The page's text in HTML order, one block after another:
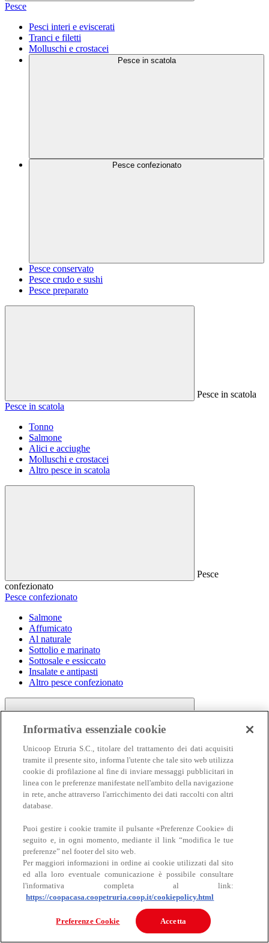
Pesce
Pesci interi e eviscerati
Tranci e filetti
Molluschi e crostacei
Pesce in scatola
Pesce confezionato
Pesce conservato
Pesce crudo e sushi
Pesce preparato
Pesce in scatola
Pesce in scatola
Tonno
Salmone
Alici e acciughe
Molluschi e crostacei
Altro pesce in scatola
Pesce
confezionato
Pesce confezionato
Salmone
Affumicato
Al naturale
Sottolio e marinato
Sottosale e essiccato
Insalate e antipasti
Altro pesce confezionato
Carne
Carne
Bovino
Informativa essenziale cookie
Unicoop Etruria S.C., titolare del trattamento dei dati acquisiti
tramite il presente sito, informa l'utente che tale sito web utilizza
cookie di profilazione al fine di inviare messaggi pubblicitari in
linea con le preferenze manifestate nell'ambito della navigazione
in rete, anche attraverso l'arricchimento dei dati raccolti con altri
database.
Puoi gestire i cookie tramite il pulsante «Preferenze Cookie» di
seguito e, in ogni momento, mediante il link “modifica le tue
preferenze” nel footer del sito web.
Per maggiori informazioni in ordine ai cookie utilizzati dal sito
ed alla loro eventuale comunicazione è possibile consultare
l'informativa completa al link:
https://coopacasa.coopetruria.coop.it/cookiepolicy.html
Preferenze Cookie Accetta